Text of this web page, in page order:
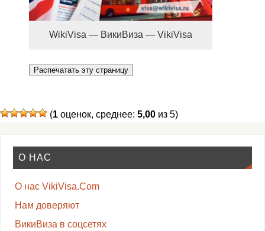
WikiVisa — ВикиВиза — VikiVisa
Распечатать эту страницу
(1 оценок, среднее: 5,00 из 5)
О НАС
О нас VikiVisa.Com
Нам доверяют
ВикиВиза в соцсетях